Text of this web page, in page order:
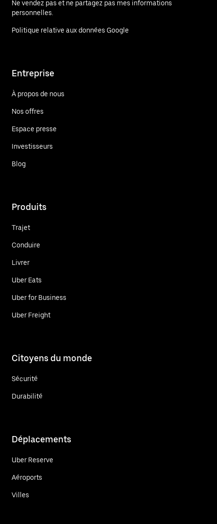
Ne vendez pas et ne partagez pas mes informations
personnelles.
Politique relative aux données Google
Entreprise
À propos de nous
Nos offres
Espace presse
Investisseurs
Blog
Produits
Trajet
Conduire
Livrer
Uber Eats
Uber for Business
Uber Freight
Citoyens du monde
Sécurité
Durabilité
Déplacements
Uber Reserve
Aéroports
Villes